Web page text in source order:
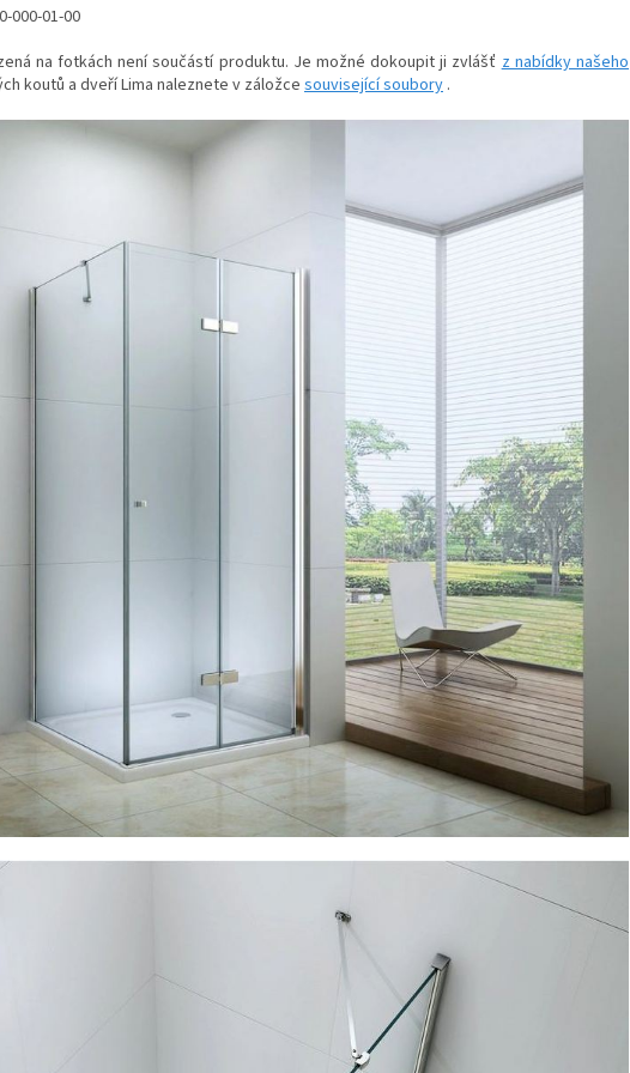
000-01-00
na fotkách není součástí produktu. Je možné dokoupit ji zvlášťz nabídky našeho
koutů a dveří Lima naleznete v záložcesouvisející soubory .